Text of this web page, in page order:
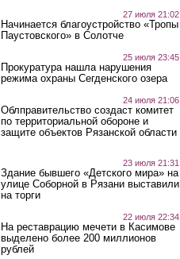
27 июля 21:02
Начинается благоустройство «Тропы
Паустовского» в Солотче
25 июля 23:45
Прокуратура нашла нарушения
режима охраны Сегденского озера
24 июля 21:06
Облправительство создаст комитет
по территориальной обороне и
защите объектов Рязанской области
23 июля 21:31
Здание бывшего «Детского мира» на
улице Соборной в Рязани выставили
на торги
22 июля 22:34
На реставрацию мечети в Касимове
выделено более 200 миллионов
рублей